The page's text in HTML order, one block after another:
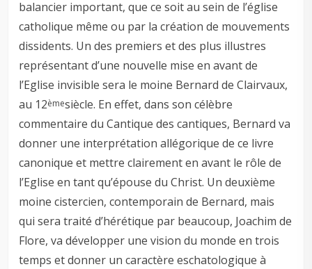
balancier important, que ce soit au sein de l’église
catholique même ou par la création de mouvements
dissidents. Un des premiers et des plus illustres
représentant d’une nouvelle mise en avant de
l’Eglise invisible sera le moine Bernard de Clairvaux,
au 12èmesiècle. En effet, dans son célèbre
commentaire du Cantique des cantiques, Bernard va
donner une interprétation allégorique de ce livre
canonique et mettre clairement en avant le rôle de
l’Eglise en tant qu’épouse du Christ. Un deuxième
moine cistercien, contemporain de Bernard, mais
qui sera traité d’hérétique par beaucoup, Joachim de
Flore, va développer une vision du monde en trois
temps et donner un caractère eschatologique à